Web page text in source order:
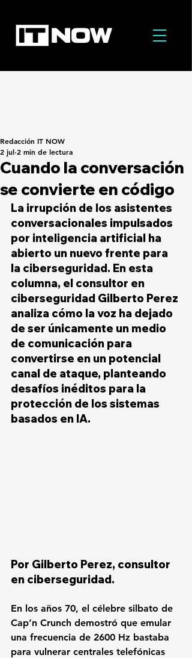
Cuando la conversación
se convierte en código
Redacción IT NOW
2 jul 2 min de lectura
La irrupción de los asistentes
conversacionales impulsados
por inteligencia artificial ha
abierto un nuevo frente para
la ciberseguridad. En esta
columna, el consultor en
ciberseguridad Gilberto Perez
analiza cómo la voz ha dejado
de ser únicamente un medio
de comunicación para
convertirse en un potencial
canal de ataque, planteando
desafíos inéditos para la
protección de los sistemas
basados en IA.
Por Gilberto Perez, consultor
en ciberseguridad.
En los años 70, el célebre silbato de
Cap’n Crunch demostró que emular
una frecuencia de 2600 Hz bastaba
para vulnerar centrales telefónicas